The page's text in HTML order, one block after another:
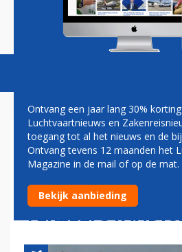
Magazine Podcasts
BEN SMITH:
FRANCE-KLM NIET
Ontvang een jaar lang 30%
Luchtvaartnieuws en
toegang tot al het nieuws en de
Ontvang tevens 12 maanden het
Magazine in de mail of op de mat.
Bekijk aanbieding